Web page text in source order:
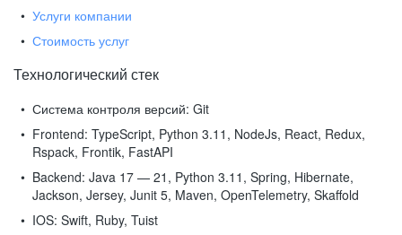
Услуги компании
Стоимость услуг
Технологический стек
Система контроля версий: Git
Frontend: TypeScript, Python 3.11, NodeJs, React, Redux,
Rspack, Frontik, FastAPI
Backend: Java 17 — 21, Python 3.11, Spring, Hibernate,
Jackson, Jersey, Junit 5, Maven, OpenTelemetry, Skaffold
IOS: Swift, Ruby, Tuist